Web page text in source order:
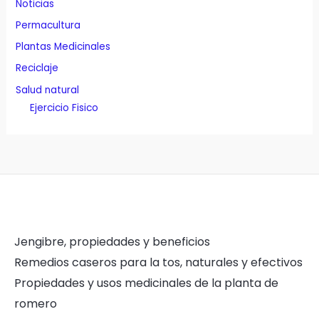
Noticias
Permacultura
Plantas Medicinales
Reciclaje
Salud natural
Ejercicio Fisico
Jengibre, propiedades y beneficios
Remedios caseros para la tos, naturales y efectivos
Propiedades y usos medicinales de la planta de
romero